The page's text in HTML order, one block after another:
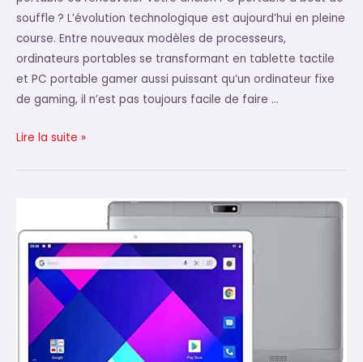
souffle ? L’évolution technologique est aujourd’hui en pleine
course. Entre nouveaux modèles de processeurs,
ordinateurs portables se transformant en tablette tactile
et PC portable gamer aussi puissant qu’un ordinateur fixe
de gaming, il n’est pas toujours facile de faire …
Quel
Lire la suite »